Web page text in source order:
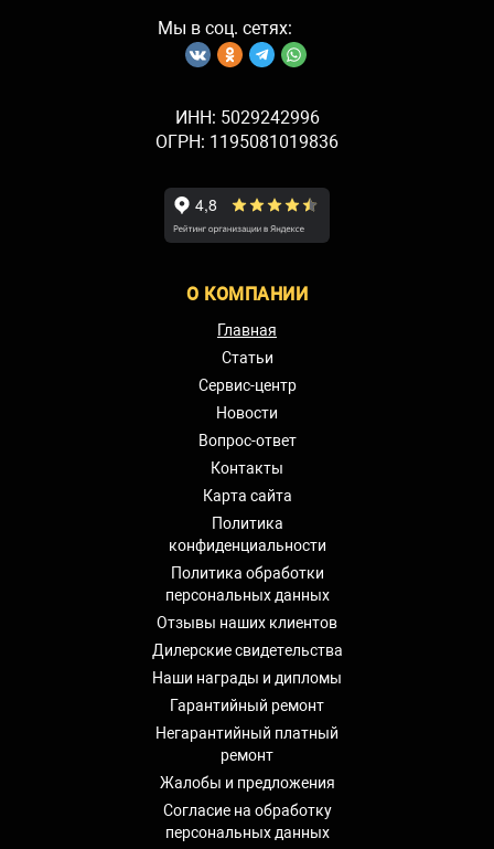
Мы в соц. сетях:
ИНН: 5029242996
ОГРН: 1195081019836
О КОМПАНИИ
Главная
Статьи
Сервис-центр
Новости
Вопрос-ответ
Контакты
Карта сайта
Политика
конфиденциальности
Политика обработки
персональных данных
Отзывы наших клиентов
Дилерские свидетельства
Наши награды и дипломы
Гарантийный ремонт
Негарантийный платный
ремонт
Жалобы и предложения
Согласие на обработку
персональных данных